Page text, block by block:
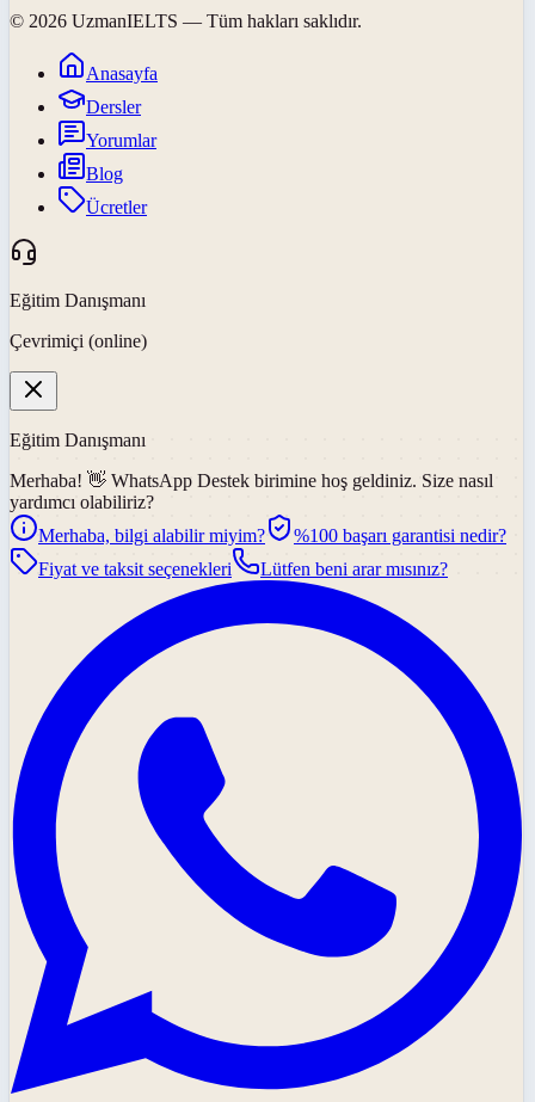
© 2026 UzmanIELTS — Tüm hakları saklıdır.
Anasayfa
Dersler
Yorumlar
Blog
Ücretler
Eğitim Danışmanı
Çevrimiçi (online)
Eğitim Danışmanı
Merhaba! 👋 WhatsApp Destek birimine hoş geldiniz. Size nasıl
yardımcı olabiliriz?
Merhaba, bilgi alabilir miyim?
%100 başarı garantisi nedir?
Fiyat ve taksit seçenekleri
Lütfen beni arar mısınız?